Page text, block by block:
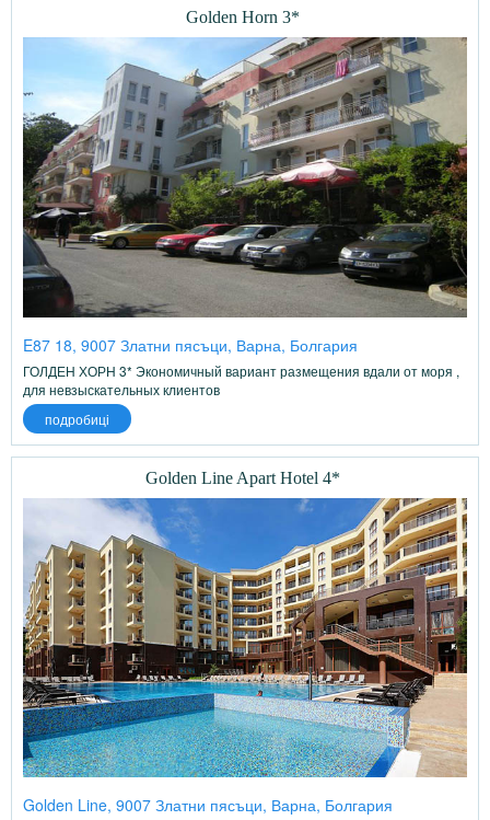
Golden Horn 3*
E87 18, 9007 Златни пясъци, Варна, Болгария
ГОЛДЕН ХОРН 3* Экономичный вариант размещения вдали от моря ,
для невзыскательных клиентов
подробиці
Golden Line Apart Hotel 4*
Golden Line, 9007 Златни пясъци, Варна, Болгария